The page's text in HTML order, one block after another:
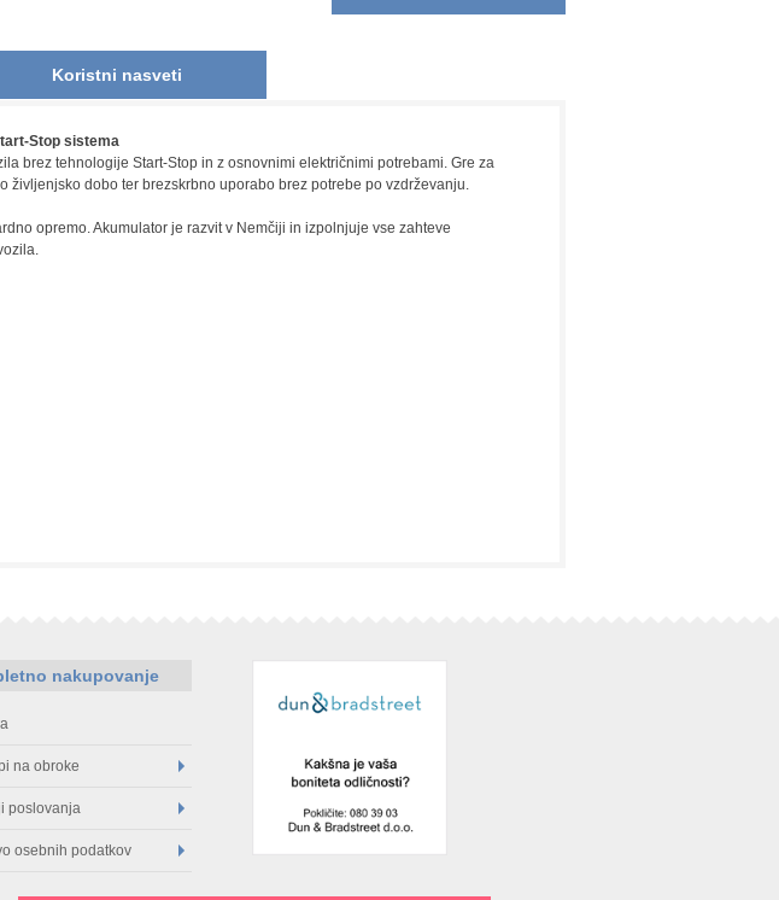
Koristni nasveti
Stop sistema
brez tehnologije Start-Stop in z osnovnimi električnimi potrebami. Gre za
dobo ter brezskrbno uporabo brez potrebe po vzdrževanju.
opremo. Akumulator je razvit v Nemčiji in izpolnjuje vse zahteve
nakupovanje
na obroke
poslovanja
osebnih podatkov